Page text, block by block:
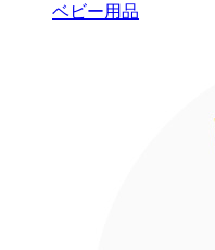
ベビー用品